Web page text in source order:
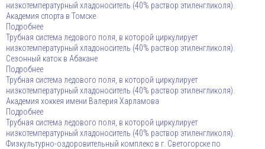
низкотемпературный хладоноситель (40% раствор этиленгликоля).
Академия спорта в Томске
Подробнее
Трубная система ледового поля, в которой циркулирует
низкотемпературный хладоноситель (40% раствор этиленгликоля).
Сезонный каток в Абакане
Подробнее
Трубная система ледового поля, в которой циркулирует
низкотемпературный хладоноситель (40% раствор этиленгликоля).
Aкадемия хоккея имени Валерия Харламова
Подробнее
Трубная система ледового поля, в которой циркулирует
низкотемпературный хладоноситель (40% раствор этиленгликоля).
Физкультурно-оздоровительный комплекс в г. Светогорске по